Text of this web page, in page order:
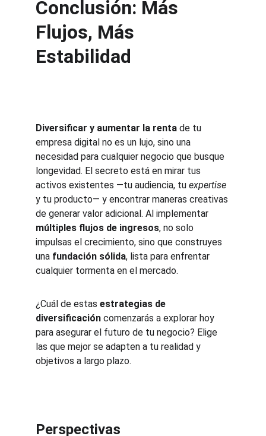
Conclusión: Más
Flujos, Más
Estabilidad
Diversificar y aumentar la renta de tu
empresa digital no es un lujo, sino una
necesidad para cualquier negocio que busque
longevidad. El secreto está en mirar tus
activos existentes —tu audiencia, tu expertise
y tu producto— y encontrar maneras creativas
de generar valor adicional. Al implementar
múltiples flujos de ingresos, no solo
impulsas el crecimiento, sino que construyes
una fundación sólida, lista para enfrentar
cualquier tormenta en el mercado.
¿Cuál de estas estrategias de
diversificación comenzarás a explorar hoy
para asegurar el futuro de tu negocio? Elige
las que mejor se adapten a tu realidad y
objetivos a largo plazo.
Perspectivas